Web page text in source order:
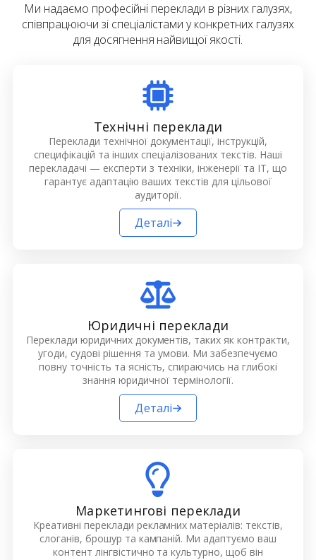
Ми надаємо професійні переклади в різних галузях,
співпрацюючи зі спеціалістами у конкретних галузях
для досягнення найвищої якості.
Технічні переклади
Переклади технічної документації, інструкцій,
специфікацій та інших спеціалізованих текстів. Наші
перекладачі — експерти з техніки, інженерії та ІТ, що
гарантує адаптацію ваших текстів для цільової
аудиторії.
Деталі
Юридичні переклади
Переклади юридичних документів, таких як контракти,
угоди, судові рішення та умови. Ми забезпечуємо
повну точність та ясність, спираючись на глибокі
знання юридичної термінології.
Деталі
Маркетингові переклади
Креативні переклади рекламних матеріалів: текстів,
слоганів, брошур та кампаній. Ми адаптуємо ваш
контент лінгвістично та культурно, щоб він